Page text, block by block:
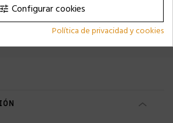
tune Configurar cookies
Política de privacidad y cookies